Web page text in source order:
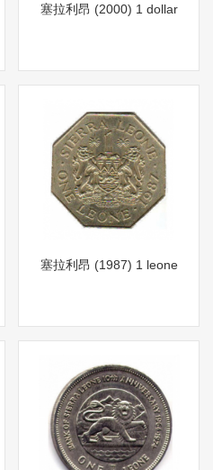
塞拉利昂 (2000) 1 dollar
塞拉利昂 (1987) 1 leone